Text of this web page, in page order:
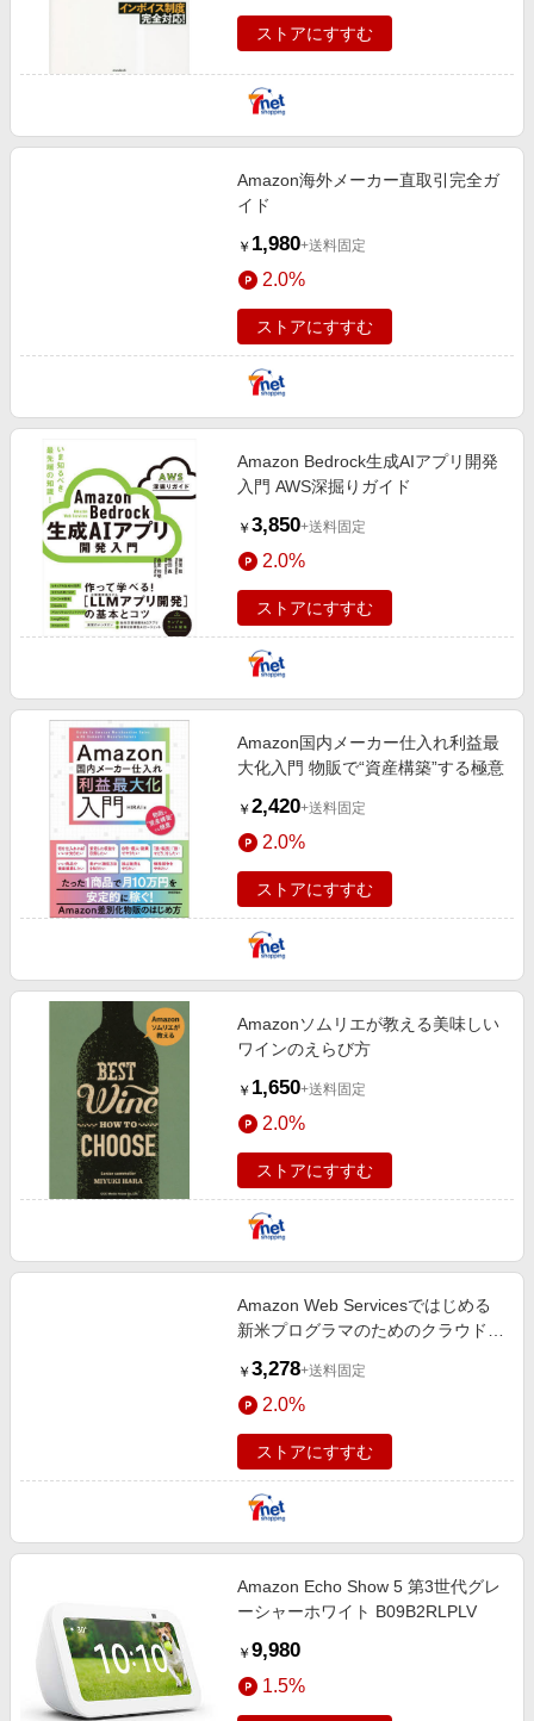
ストアにすすむ
Amazon海外メーカー直取引完全ガ
イド
￥ 1,980+送料固定
2.0%
ストアにすすむ
Amazon Bedrock生成AIアプリ開発
入門 AWS深掘りガイド
￥ 3,850+送料固定
2.0%
ストアにすすむ
Amazon国内メーカー仕入れ利益最
大化入門 物販で“資産構築”する極意
￥ 2,420+送料固定
2.0%
ストアにすすむ
Amazonソムリエが教える美味しい
ワインのえらび方
￥ 1,650+送料固定
2.0%
ストアにすすむ
Amazon Web Servicesではじめる
新米プログラマのためのクラウド超
￥ 3,278+送料固定
2.0%
ストアにすすむ
Amazon Echo Show 5 第3世代グレ
ーシャーホワイト B09B2RLPLV
￥ 9,980
1.5%